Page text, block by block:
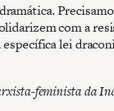
com a
lei
feminista da